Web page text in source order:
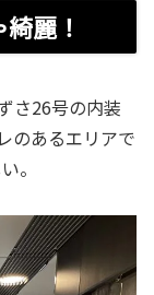
麗！
さ26号の内装
のあるエリアで
。